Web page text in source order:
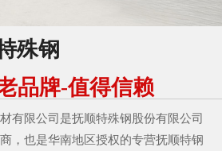
殊钢
品牌-值得信赖
有限公司是抚顺特殊钢股份有限公司
，也是华南地区授权的专营抚顺特钢